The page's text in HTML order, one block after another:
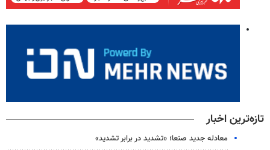
تازه‌ترین اخبار
معادله جدید صنعا؛ «تشدید در برابر تشدید»